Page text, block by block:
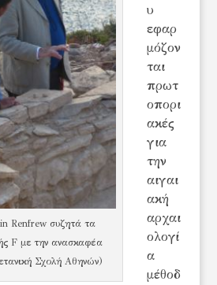
Renfrew συζητά τα
F με την ανασκαφέα
Σχολή Αθηνών)
υ
εφαρ
μόζον
ται
πρωτ
οπορι
ακές
για
την
αιγαι
ακή
αρχαι
ολογί
α
μέθοδ